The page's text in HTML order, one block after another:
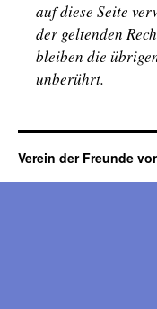
auf diese Seite
der geltenden
bleiben die
unberührt.
Verein der Freunde